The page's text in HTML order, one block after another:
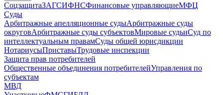
СоцзащитаЗАГСИФНСФинансовые управляющиеМФЦ
Суды
Арбитражные апелляционные судыАрбитражные суды
округовАрбитражные суды субъектовМировые судьиСуд по
интеллектуальным правамСуды общей юрисдикции
НотариусыПриставыТрудовые инспекции
Защита прав потребителей
Общественные объединения потребителейУправления по
субъектам
МВД